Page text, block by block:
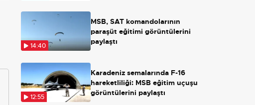
14:40
MSB, SAT komandolarının
paraşüt eğitimi görüntülerini
paylaştı
12:55
Karadeniz semalarında F-16
hareketliliği: MSB eğitim uçuşu
görüntülerini paylaştı